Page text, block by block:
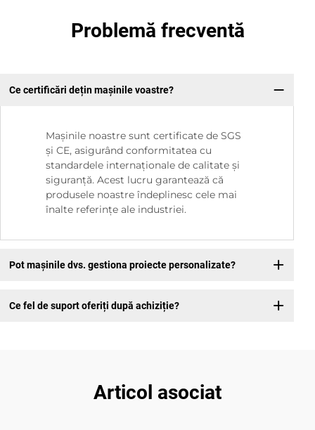
Problemă frecventă
Ce certificări dețin mașinile voastre?
Mașinile noastre sunt certificate de SGS
și CE, asigurând conformitatea cu
standardele internaționale de calitate și
siguranță. Acest lucru garantează că
produsele noastre îndeplinesc cele mai
înalte referințe ale industriei.
Pot mașinile dvs. gestiona proiecte personalizate?
Ce fel de suport oferiți după achiziție?
Articol asociat